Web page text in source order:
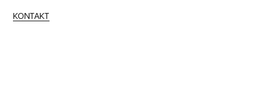
KONTAKT